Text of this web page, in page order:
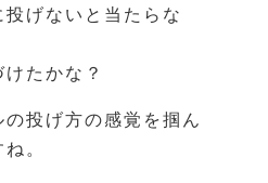
げないと当たらな
たかな？
投げ方の感覚を掴ん
。